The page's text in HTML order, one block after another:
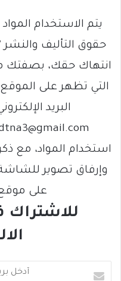
انتهاك حقك، بصفتك
التي تظهر على
البريد
استخدام المواد، مع
وإرفاق تصوير
على موقع
للاشتراك